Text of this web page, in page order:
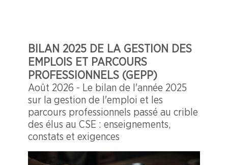
BILAN 2025 DE LA GESTION DES
EMPLOIS ET PARCOURS
PROFESSIONNELS (GEPP)
Août 2026 - Le bilan de l'année 2025
sur la gestion de l'emploi et les
parcours professionnels passé au crible
des élus au CSE : enseignements,
constats et exigences